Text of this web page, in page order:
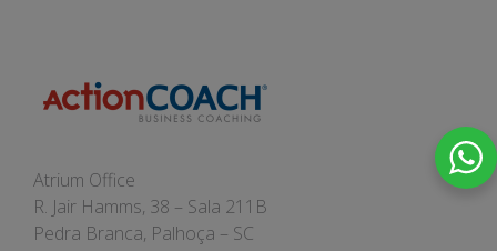
Atrium Office
R. Jair Hamms, 38 – Sala 211B
Pedra Branca, Palhoça – SC